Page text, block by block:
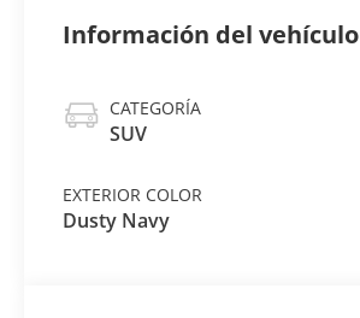
Información del vehículo
CATEGORÍA
SUV
EXTERIOR COLOR
Dusty Navy